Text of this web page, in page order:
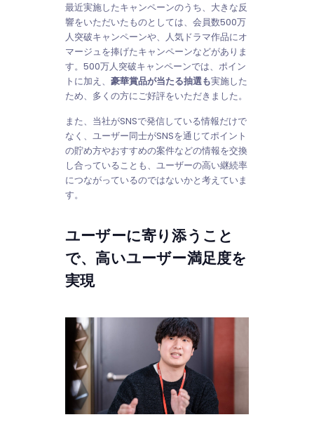
最近実施したキャンペーンのうち、大きな反
響をいただいたものとしては、会員数500万
人突破キャンペーンや、人気ドラマ作品にオ
マージュを捧げたキャンペーンなどがありま
す。500万人突破キャンペーンでは、ポイン
トに加え、 豪華賞品が当たる抽選も実施した
ため、多くの方にご好評をいただきました。
また、当社がSNSで発信している情報だけで
なく、ユーザー同士がSNSを通じてポイント
の貯め方やおすすめの案件などの情報を交換
し合っていることも、ユーザーの高い継続率
につながっているのではないかと考えていま
す。
ユーザーに寄り添うこと
で、高いユーザー満足度を
実現